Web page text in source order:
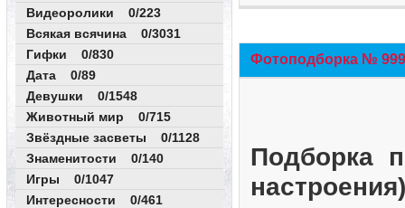
Видеоролики 0/223
Всякая всячина 0/3031
Гифки 0/830
Дата 0/89
Девушки 0/1548
Животный мир 0/715
Звёздные засветы 0/1128
Знаменитости 0/140
Игры 0/1047
Интересности 0/461
Фотоподборка №
Подборка